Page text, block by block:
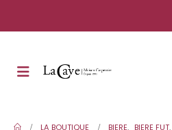
LA BOUTIQUE BIERE, BIERE FUT,